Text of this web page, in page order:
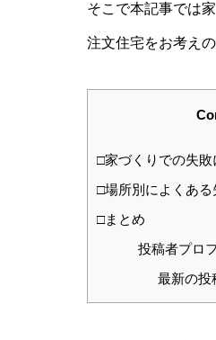
そこで本記事では
注文住宅をお考え
□家づくりでの失敗
□場所別によくある
□まとめ
投稿者プロ
最新の投